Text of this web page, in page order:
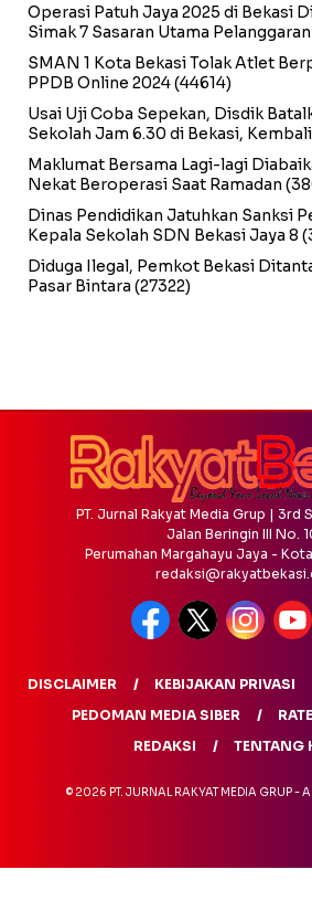
Operasi Patuh Jaya 2025 di Bekasi
Simak 7 Sasaran Utama
SMAN 1 Kota Bekasi Tolak Atlet
PPDB Online 2024(44614)
Usai Uji Coba Sepekan, Disdik
Sekolah Jam 6.30 di Bekasi,
Maklumat Bersama Lagi-lagi
Nekat Beroperasi Saat Ramadan
Dinas Pendidikan Jatuhkan Sanksi
Kepala Sekolah SDN Bekasi Jaya 8
Diduga Ilegal, Pemkot Bekasi
Pasar Bintara (27322)
PT. Jurnal Rakyat Media Grup | 3rd
Jalan Beringin III No.
Perumahan Margahayu Jaya - Kota
DISCLAIMER KEBIJAKAN PRIVASI
PEDOMAN MEDIA SIBER
REDAKSI
TENTANG
© 2026 PT. JURNAL RAKYAT MEDIA GRUP -